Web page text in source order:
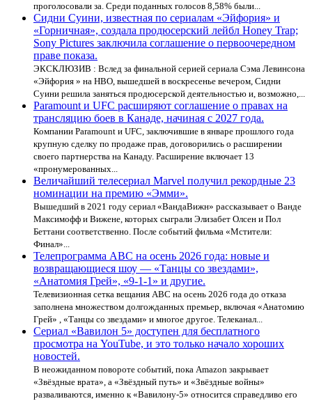
проголосовали за. Среди поданных голосов 8,58% были...
Сидни Суини, известная по сериалам «Эйфория» и
«Горничная», создала продюсерский лейбл Honey Trap;
Sony Pictures заключила соглашение о первоочередном
праве показа.
ЭКСКЛЮЗИВ : Вслед за финальной серией сериала Сэма Левинсона
«Эйфория » на HBO, вышедшей в воскресенье вечером, Сидни
Суини решила заняться продюсерской деятельностью и, возможно,...
Paramount и UFC расширяют соглашение о правах на
трансляцию боев в Канаде, начиная с 2027 года.
Компании Paramount и UFC, заключившие в январе прошлого года
крупную сделку по продаже прав, договорились о расширении
своего партнерства на Канаду. Расширение включает 13
«пронумерованных...
Величайший телесериал Marvel получил рекордные 23
номинации на премию «Эмми».
Вышедший в 2021 году сериал «ВандаВижн» рассказывает о Ванде
Максимофф и Вижене, которых сыграли Элизабет Олсен и Пол
Беттани соответственно. После событий фильма «Мстители:
Финал»...
Телепрограмма ABC на осень 2026 года: новые и
возвращающиеся шоу — «Танцы со звездами»,
«Анатомия Грей», «9-1-1» и другие.
Телевизионная сетка вещания ABC на осень 2026 года до отказа
заполнена множеством долгожданных премьер, включая «Анатомию
Грей» , «Танцы со звездами» и многое другое. Телеканал...
Сериал «Вавилон 5» доступен для бесплатного
просмотра на YouTube, и это только начало хороших
новостей.
В неожиданном повороте событий, пока Amazon закрывает
«Звёздные врата», а «Звёздный путь» и «Звёздные войны»
разваливаются, именно к «Вавилону-5» относится справедливо его